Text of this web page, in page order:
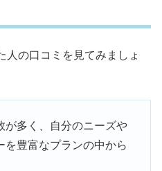
人の口コミを見てみましょ
が多く、自分のニーズや
を豊富なプランの中から